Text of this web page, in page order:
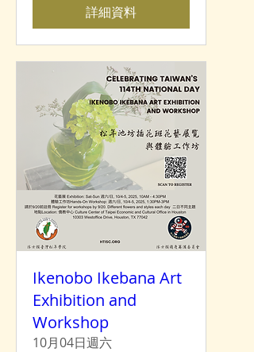
詳細資料
Ikenobo Ikebana Art
Exhibition and
Workshop
10月04日週六